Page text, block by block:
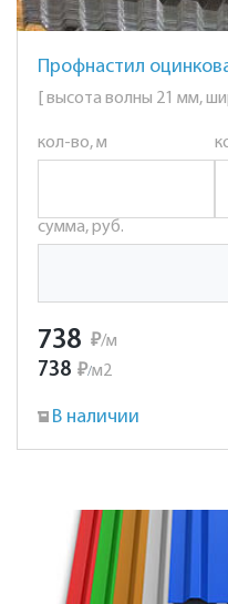
Профнастил
[ высота волны 21 мм,
кол-во, м
сумма, руб.
738 ₽/м
738 ₽/м2
В наличии